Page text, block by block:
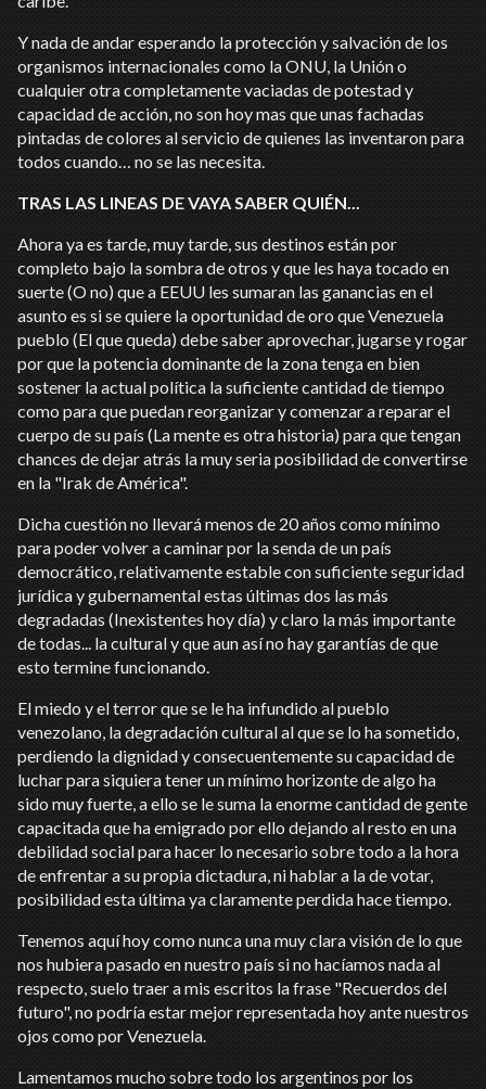
Y nada de andar esperando la protección y salvación de los
organismos internacionales como la ONU, la Unión o
cualquier otra completamente vaciadas de potestad y
capacidad de acción, no son hoy mas que unas fachadas
pintadas de colores al servicio de quienes las inventaron para
todos cuando… no se las necesita.
TRAS LAS LINEAS DE VAYA SABER QUIÉN...
Ahora ya es tarde, muy tarde, sus destinos están por
completo bajo la sombra de otros y que les haya tocado en
suerte (O no) que a EEUU les sumaran las ganancias en el
asunto es si se quiere la oportunidad de oro que Venezuela
pueblo (El que queda) debe saber aprovechar, jugarse y rogar
por que la potencia dominante de la zona tenga en bien
sostener la actual política la suficiente cantidad de tiempo
como para que puedan reorganizar y comenzar a reparar el
cuerpo de su país (La mente es otra historia) para que tengan
chances de dejar atrás la muy seria posibilidad de convertirse
en la "Irak de América".
Dicha cuestión no llevará menos de 20 años como mínimo
para poder volver a caminar por la senda de un país
democrático, relativamente estable con suficiente seguridad
jurídica y gubernamental estas últimas dos las más
degradadas (Inexistentes hoy día) y claro la más importante
de todas... la cultural y que aun así no hay garantías de que
esto termine funcionando.
El miedo y el terror que se le ha infundido al pueblo
venezolano, la degradación cultural al que se lo ha sometido,
perdiendo la dignidad y consecuentemente su capacidad de
luchar para siquiera tener un mínimo horizonte de algo ha
sido muy fuerte, a ello se le suma la enorme cantidad de gente
capacitada que ha emigrado por ello dejando al resto en una
debilidad social para hacer lo necesario sobre todo a la hora
de enfrentar a su propia dictadura, ni hablar a la de votar,
posibilidad esta última ya claramente perdida hace tiempo.
Tenemos aquí hoy como nunca una muy clara visión de lo que
nos hubiera pasado en nuestro país si no hacíamos nada al
respecto, suelo traer a mis escritos la frase "Recuerdos del
futuro", no podría estar mejor representada hoy ante nuestros
ojos como por Venezuela.
Lamentamos mucho sobre todo los argentinos por los